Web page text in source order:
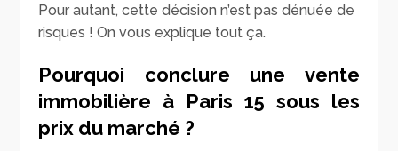
Pour autant, cette décision n’est pas dénuée de
risques ! On vous explique tout ça.
Pourquoi conclure une vente
immobilière à Paris 15 sous les
prix du marché ?